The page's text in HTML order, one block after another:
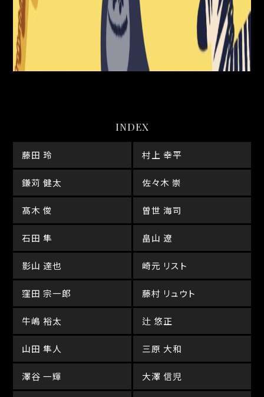
INDEX
藤田 玲 村上 幸平
鎌苅 健太 佐々木 崇
髙木 俊 曽世 海司
石田 隼 畠山 遼
影山 達也 崎元 リスト
窪田 宗一郎 藤村 リュウト
牛嶋 裕太 辻 悠正
山田 隼人 三原 大和
澤谷 一輝 大澤 信児